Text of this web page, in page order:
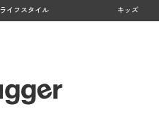
ライフスタイル キッズ